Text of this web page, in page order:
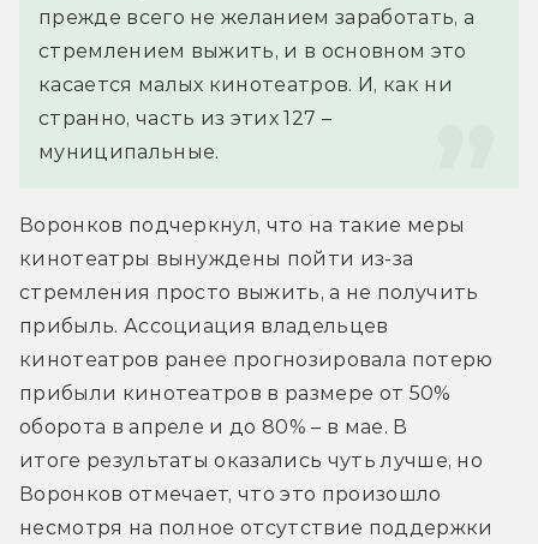
прежде всего не желанием заработать, а
стремлением выжить, и в основном это
касается малых кинотеатров. И, как ни
странно, часть из этих 127 –
муниципальные.
Воронков подчеркнул, что на такие меры
кинотеатры вынуждены пойти из-за
стремления просто выжить, а не получить
прибыль. Ассоциация владельцев
кинотеатров ранее прогнозировала потерю
прибыли кинотеатров в размере от 50%
оборота в апреле и до 80% – в мае. В
итоге результаты оказались чуть лучше, но
Воронков отмечает, что это произошло
несмотря на полное отсутствие поддержки